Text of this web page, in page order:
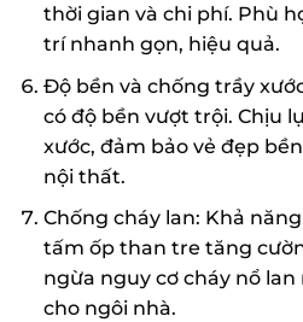
thời gian và chi phí. Phù
trí nhanh gọn, hiệu quả.
Độ bền và chống trầy
có độ bền vượt trội. Chịu
xước, đảm bảo vẻ đẹp
nội thất.
Chống cháy lan: Khả
tấm ốp than tre tăng
ngừa nguy cơ cháy nổ
cho ngôi nhà.